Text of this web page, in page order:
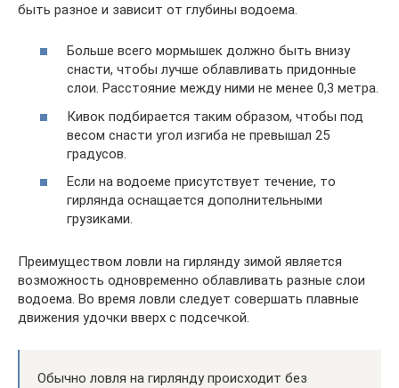
быть разное и зависит от глубины водоема.
Больше всего мормышек должно быть внизу
снасти, чтобы лучше облавливать придонные
слои. Расстояние между ними не менее 0,3 метра.
Кивок подбирается таким образом, чтобы под
весом снасти угол изгиба не превышал 25
градусов.
Если на водоеме присутствует течение, то
гирлянда оснащается дополнительными
грузиками.
Преимуществом ловли на гирлянду зимой является
возможность одновременно облавливать разные слои
водоема. Во время ловли следует совершать плавные
движения удочки вверх с подсечкой.
Обычно ловля на гирлянду происходит без